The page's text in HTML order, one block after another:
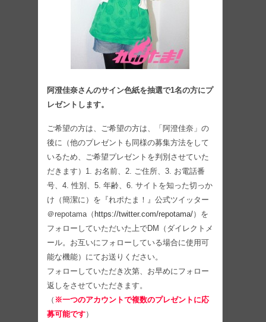
阿澄佳奈さんのサイン色紙を抽選で1名の方にプ
レゼントします。
ご希望の方は、ご希望の方は、「阿澄佳奈」の
後に（他のプレゼントも同様の募集方法をして
いるため、ご希望プレゼントを判別させていた
だきます）1. お名前、2. ご住所、3. お電話番
号、4. 性別、5. 年齢、6. サイトを知った切っか
け（簡潔に）を『れポたま！』公式ツイッター
＠repotama（ https://twitter.com/repotama/）を
フォローしていただいた上でDM（ダイレクトメ
ール。お互いにフォローしている場合に使用可
能な機能）にてお送りください。
フォローしていただき次第、お早めにフォロー
返しをさせていただきます。
（ ※一つのアカウントで複数のプレゼントに応
募可能です）